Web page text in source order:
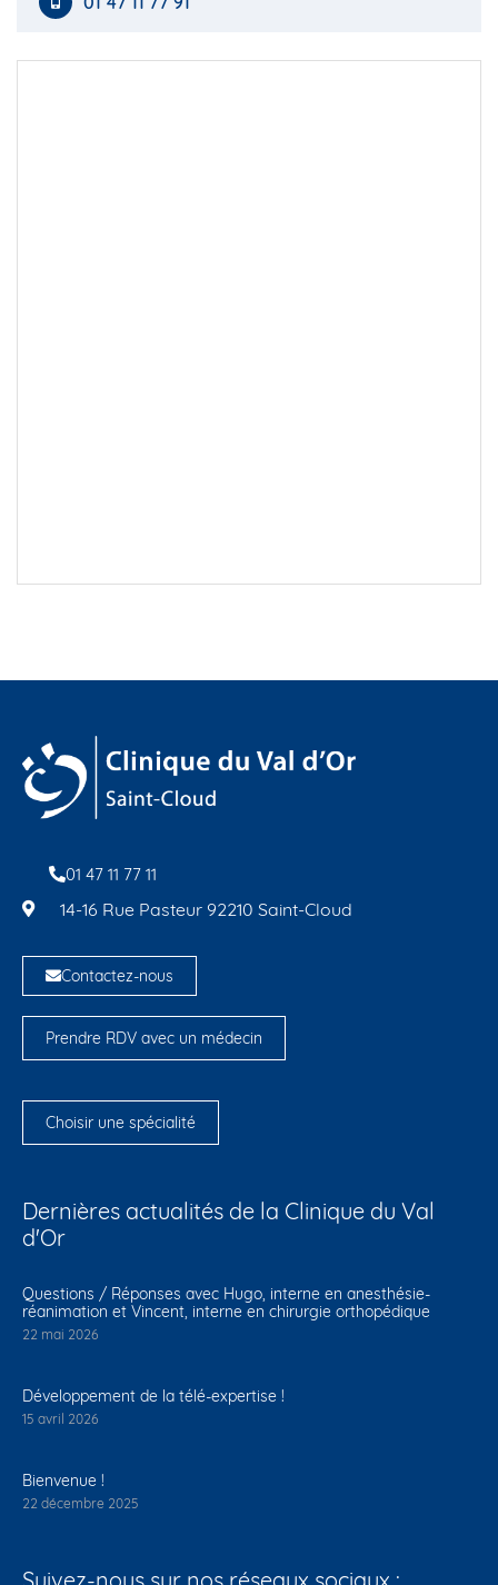
01 47 11 77 11
14-16 Rue Pasteur 92210 Saint-Cloud
Contactez-nous
Prendre RDV avec un médecin
Choisir une spécialité
Dernières actualités de la Clinique du Val
d'Or
Questions / Réponses avec Hugo, interne en anesthésie-
réanimation et Vincent, interne en chirurgie orthopédique
22 mai 2026
Développement de la télé-expertise !
15 avril 2026
Bienvenue !
22 décembre 2025